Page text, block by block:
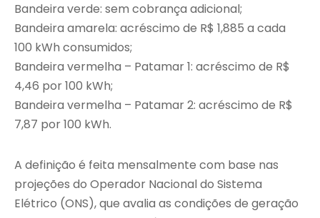
Bandeira verde: sem cobrança adicional;
Bandeira amarela: acréscimo de R$ 1,885 a cada
100 kWh consumidos;
Bandeira vermelha – Patamar 1: acréscimo de R$
4,46 por 100 kWh;
Bandeira vermelha – Patamar 2: acréscimo de R$
7,87 por 100 kWh.
A definição é feita mensalmente com base nas
projeções do Operador Nacional do Sistema
Elétrico (ONS), que avalia as condições de geração